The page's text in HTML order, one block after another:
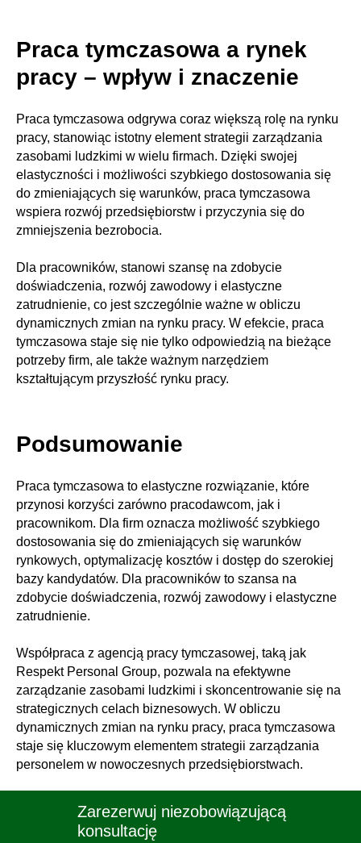
Praca tymczasowa a rynek
pracy – wpływ i znaczenie
Praca tymczasowa odgrywa coraz większą rolę na rynku
pracy, stanowiąc istotny element strategii zarządzania
zasobami ludzkimi w wielu firmach. Dzięki swojej
elastyczności i możliwości szybkiego dostosowania się
do zmieniających się warunków, praca tymczasowa
wspiera rozwój przedsiębiorstw i przyczynia się do
zmniejszenia bezrobocia.
Dla pracowników, stanowi szansę na zdobycie
doświadczenia, rozwój zawodowy i elastyczne
zatrudnienie, co jest szczególnie ważne w obliczu
dynamicznych zmian na rynku pracy. W efekcie, praca
tymczasowa staje się nie tylko odpowiedzią na bieżące
potrzeby firm, ale także ważnym narzędziem
kształtującym przyszłość rynku pracy.
Podsumowanie
Praca tymczasowa to elastyczne rozwiązanie, które
przynosi korzyści zarówno pracodawcom, jak i
pracownikom. Dla firm oznacza możliwość szybkiego
dostosowania się do zmieniających się warunków
rynkowych, optymalizację kosztów i dostęp do szerokiej
bazy kandydatów. Dla pracowników to szansa na
zdobycie doświadczenia, rozwój zawodowy i elastyczne
zatrudnienie.
Współpraca z agencją pracy tymczasowej, taką jak
Respekt Personal Group, pozwala na efektywne
zarządzanie zasobami ludzkimi i skoncentrowanie się na
strategicznych celach biznesowych. W obliczu
dynamicznych zmian na rynku pracy, praca tymczasowa
staje się kluczowym elementem strategii zarządzania
personelem w nowoczesnych przedsiębiorstwach.
Zarezerwuj niezobowiązującą
konsultację